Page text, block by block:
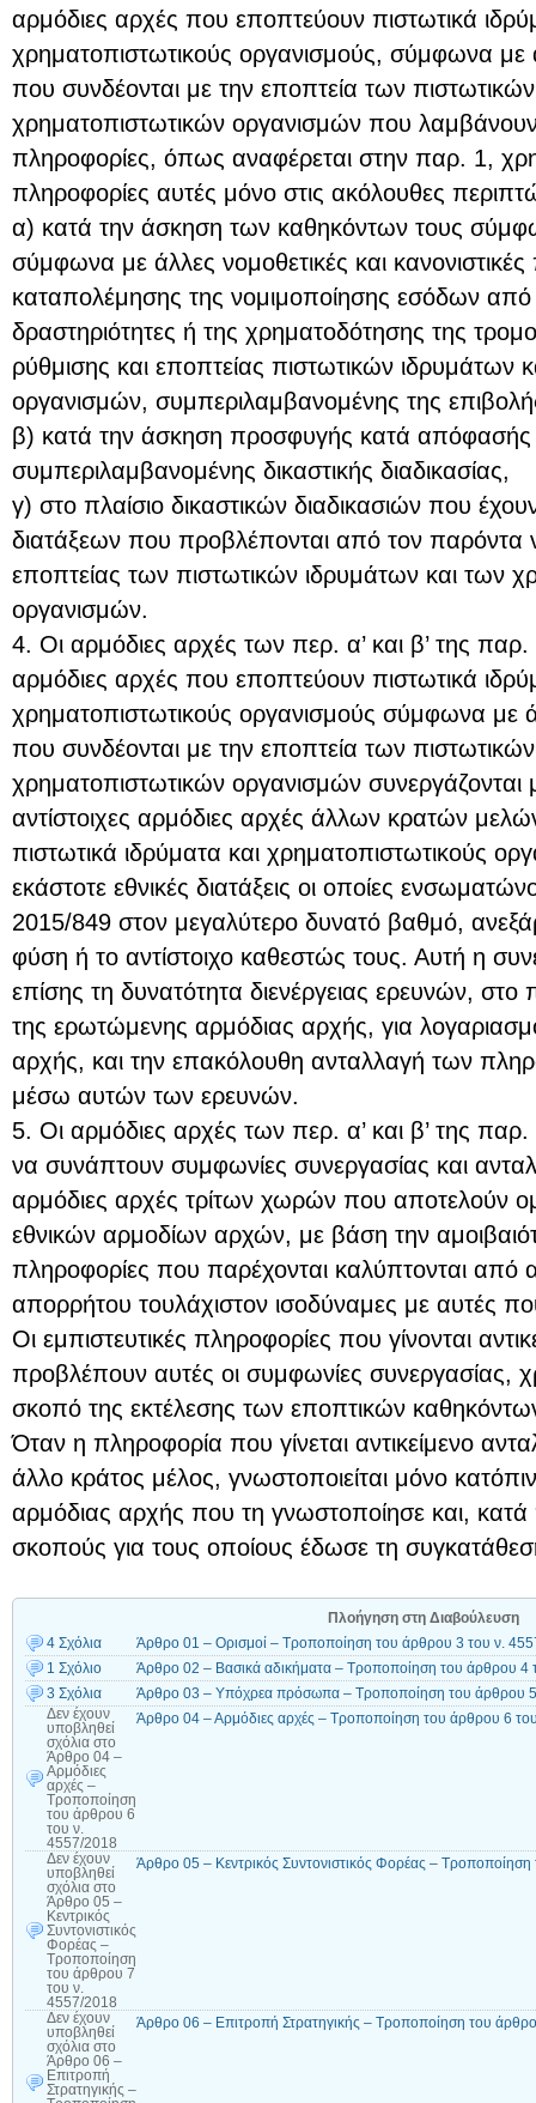
αρμόδιες αρχές που εποπτεύουν πιστωτικά
χρηματοπιστωτικούς οργανισμούς, σύμφωνα με
που συνδέονται με την εποπτεία των
χρηματοπιστωτικών οργανισμών που λαμβάνουν
πληροφορίες, όπως αναφέρεται στην παρ. 1,
πληροφορίες αυτές μόνο στις ακόλουθες
α) κατά την άσκηση των καθηκόντων τους
σύμφωνα με άλλες νομοθετικές και κανονιστικές
καταπολέμησης της νομιμοποίησης εσόδων από
δραστηριότητες ή της χρηματοδότησης της
ρύθμισης και εποπτείας πιστωτικών ιδρυμάτων
οργανισμών, συμπεριλαμβανομένης της
β) κατά την άσκηση προσφυγής κατά απόφασής
συμπεριλαμβανομένης δικαστικής διαδικασίας,
γ) στο πλαίσιο δικαστικών διαδικασιών που
διατάξεων που προβλέπονται από τον παρόντα
εποπτείας των πιστωτικών ιδρυμάτων και των
οργανισμών.
4. Οι αρμόδιες αρχές των περ. α’ και β’ της
αρμόδιες αρχές που εποπτεύουν πιστωτικά
χρηματοπιστωτικούς οργανισμούς σύμφωνα με
που συνδέονται με την εποπτεία των
χρηματοπιστωτικών οργανισμών συνεργάζονται
αντίστοιχες αρμόδιες αρχές άλλων κρατών
πιστωτικά ιδρύματα και χρηματοπιστωτικούς
εκάστοτε εθνικές διατάξεις οι οποίες
2015/849 στον μεγαλύτερο δυνατό βαθμό,
φύση ή το αντίστοιχο καθεστώς τους. Αυτή η
επίσης τη δυνατότητα διενέργειας ερευνών, στο
της ερωτώμενης αρμόδιας αρχής, για
αρχής, και την επακόλουθη ανταλλαγή των
μέσω αυτών των ερευνών.
5. Οι αρμόδιες αρχές των περ. α’ και β’ της
να συνάπτουν συμφωνίες συνεργασίας και
αρμόδιες αρχές τρίτων χωρών που αποτελούν
εθνικών αρμοδίων αρχών, με βάση την
πληροφορίες που παρέχονται καλύπτονται από
απορρήτου τουλάχιστον ισοδύναμες με αυτές
Οι εμπιστευτικές πληροφορίες που γίνονται
προβλέπουν αυτές οι συμφωνίες συνεργασίας,
σκοπό της εκτέλεσης των εποπτικών
Όταν η πληροφορία που γίνεται αντικείμενο
άλλο κράτος μέλος, γνωστοποιείται μόνο
αρμόδιας αρχής που τη γνωστοποίησε και,
σκοπούς για τους οποίους έδωσε τη
Πλοήγηση στη Διαβούλευση
4 Σχόλια
Άρθρο 01 – Ορισμοί – Τροποποίηση του άρθρου 3 του ν.
1 Σχόλιο
Άρθρο 02 – Βασικά αδικήματα – Τροποποίηση του άρθρου 4
3 Σχόλια
Άρθρο 03 – Υπόχρεα πρόσωπα – Τροποποίηση του άρθρου
Δεν έχουν
υποβληθεί
σχόλια στο
Άρθρο 04 –
Αρμόδιες
αρχές –
Τροποποίηση
του άρθρου 6
του ν.
4557/2018
Άρθρο 04 – Αρμόδιες αρχές – Τροποποίηση του άρθρου 6
Δεν έχουν
υποβληθεί
σχόλια στο
Άρθρο 05 –
Κεντρικός
Συντονιστικός
Φορέας –
Τροποποίηση
του άρθρου 7
του ν.
4557/2018
Άρθρο 05 – Κεντρικός Συντονιστικός Φορέας –
Δεν έχουν
υποβληθεί
σχόλια στο
Άρθρο 06 –
Επιτροπή
Στρατηγικής –
Άρθρο 06 – Επιτροπή Στρατηγικής – Τροποποίηση του